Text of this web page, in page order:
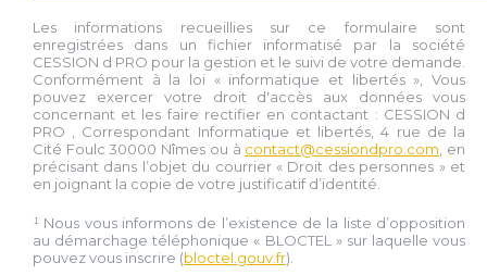
Les informations recueillies sur ce formulaire sont
enregistrées dans un fichier informatisé par la société
CESSION d PRO pour la gestion et le suivi de votre demande.
Conformément à la loi « informatique et libertés », Vous
pouvez exercer votre droit d'accès aux données vous
concernant et les faire rectifier en contactant : CESSION d
PRO
, Correspondant Informatique et libertés,4 rue de la
Cité Foulc 30000 Nîmes ou à contact@cessiondpro.com , en
précisant dans l’objet du courrier « Droit des personnes » et
en joignant la copie de votre justificatif d’identité.
¹ Nous vous informons de l’existence de la liste d’opposition
au démarchage téléphonique « BLOCTEL » sur laquelle vous
pouvez vous inscrire (bloctel.gouv.fr).